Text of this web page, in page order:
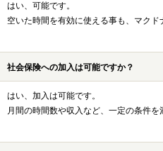
はい、可能です。
空いた時間を有効に使える事も、マクド
社会保険への加入は可能ですか？
はい、加入は可能です。
月間の時間数や収入など、一定の条件を